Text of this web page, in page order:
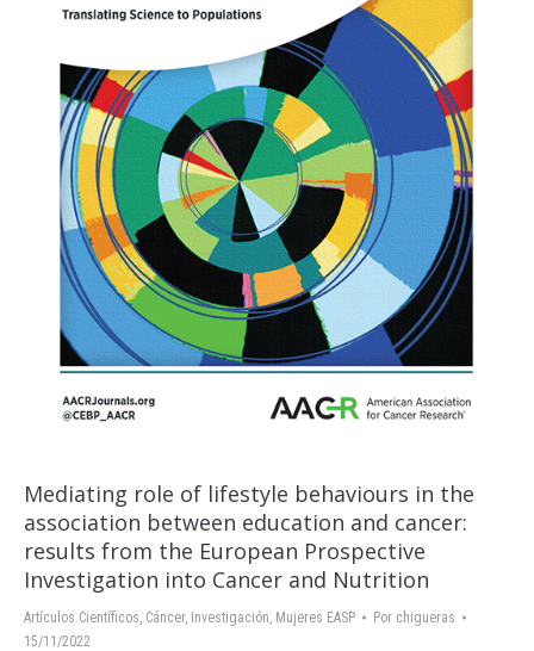
Mediating role of lifestyle behaviours in the
association between education and cancer:
results from the European Prospective
Investigation into Cancer and Nutrition
Artículos Científicos, Cáncer, Investigación, Mujeres EASP Por chigueras
15/11/2022